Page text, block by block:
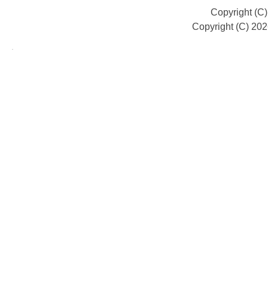
Copyright
Copyright (C)